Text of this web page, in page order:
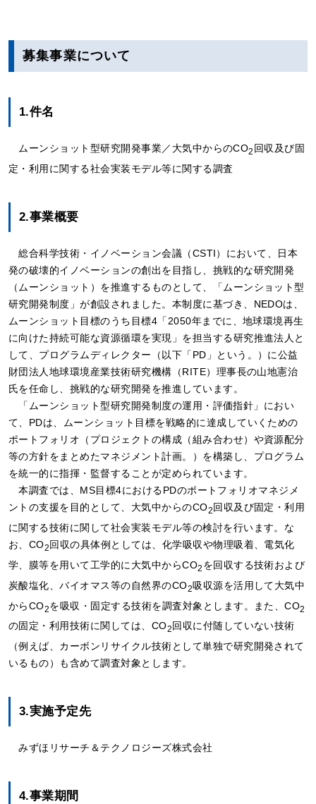
募集事業について
1.件名
ムーンショット型研究開発事業／大気中からのCO2 回収及び固
定・利用に関する社会実装モデル等に関する調査
2.事業概要
総合科学技術・イノベーション会議（CSTI）において、日本
発の破壊的イノベーションの創出を目指し、挑戦的な研究開発
（ムーンショット）を推進するものとして、「ムーンショット型
研究開発制度」が創設されました。本制度に基づき、NEDOは、
ムーンショット目標のうち目標4「2050年までに、地球環境再生
に向けた持続可能な資源循環を実現」を担当する研究推進法人と
して、プログラムディレクター（以下「PD」という。）に公益
財団法人地球環境産業技術研究機構（RITE）理事長の山地憲治
氏を任命し、挑戦的な研究開発を推進しています。
「ムーンショット型研究開発制度の運用・評価指針」におい
て、PDは、ムーンショット目標を戦略的に達成していくための
ポートフォリオ（プロジェクトの構成（組み合わせ）や資源配分
等の方針をまとめたマネジメント計画。）を構築し、プログラム
を統一的に指揮・監督することが定められています。
本調査では、MS目標4におけるPDのポートフォリオマネジメ
ントの支援を目的として、大気中からのCO2回収及び固定・利用
に関する技術に関して社会実装モデル等の検討を行います。な
お、CO2回収の具体例としては、化学吸収や物理吸着、電気化
学、膜等を用いて工学的に大気中からCO2 を回収する技術および
炭酸塩化、バイオマス等の自然界のCO2吸収源を活用して大気中
からCO2を吸収・固定する技術を調査対象とします。また、CO2
の固定・利用技術に関しては、CO2回収に付随していない技術
（例えば、カーボンリサイクル技術として単独で研究開発されて
いるもの）も含めて調査対象とします。
3.実施予定先
みずほリサーチ＆テクノロジーズ株式会社
4.事業期間